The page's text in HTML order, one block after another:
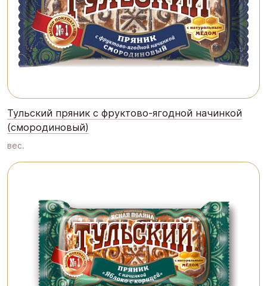
Тульский пряник с фруктово-ягодной начинкой
(смородиновый)
вес.